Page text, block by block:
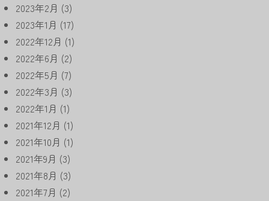
2023年2月 (3)
2023年1月 (17)
2022年12月 (1)
2022年6月 (2)
2022年5月 (7)
2022年3月 (3)
2022年1月 (1)
2021年12月 (1)
2021年10月 (1)
2021年9月 (3)
2021年8月 (3)
2021年7月 (2)